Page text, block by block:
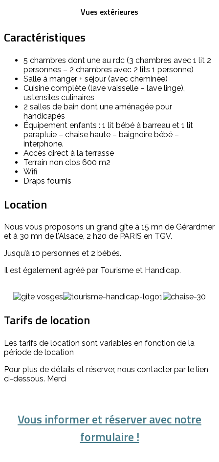
Vues extérieures
Caractéristiques
5 chambres dont une au rdc (3 chambres avec 1 lit 2
personnes – 2 chambres avec 2 lits 1 personne)
Salle à manger + séjour (avec cheminée)
Cuisine complète (lave vaisselle – lave linge),
ustensiles culinaires
2 salles de bain dont une aménagée pour
handicapés
Équipement enfants : 1 lit bébé à barreau et 1 lit
parapluie – chaise haute – baignoire bébé –
interphone.
Accès direct à la terrasse
Terrain non clos 600 m2
Wifi
Draps fournis
Location
Nous vous proposons un grand gîte à 15 mn de Gérardmer
et à 30 mn de l'Alsace, 2 h20 de PARIS en TGV.
Jusqu’à 10 personnes et 2 bébés.
Il est également agréé par Tourisme et Handicap.
Tarifs de location
Les tarifs de location sont variables en fonction de la
période de location
Pour plus de détails et réserver, nous contacter par le lien
ci-dessous. Merci
Vous informer et réserver avec notre
formulaire !